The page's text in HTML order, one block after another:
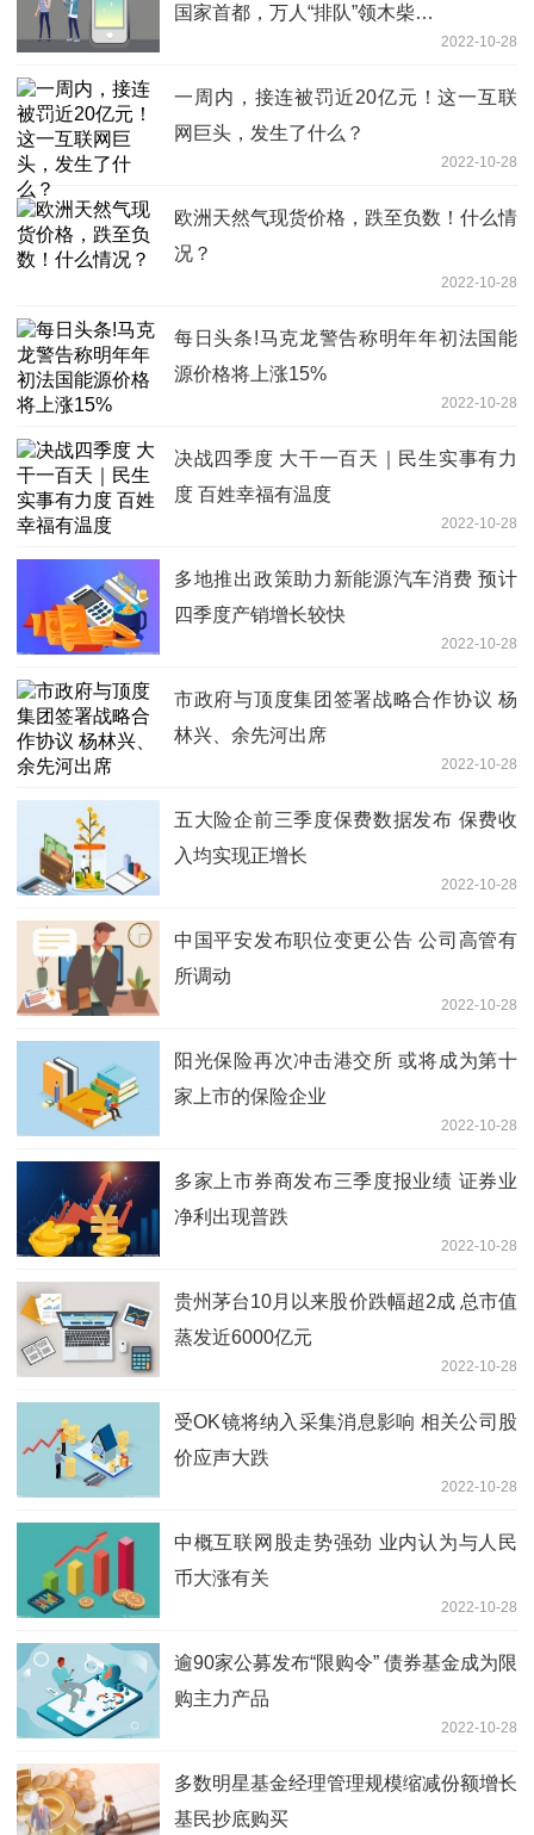
国家首都，万人“排队”领木柴…
2022-10-28
一周内，接连被罚近20亿元！这一互联
网巨头，发生了什么？
2022-10-28
欧洲天然气现货价格，跌至负数！什么情
况？
2022-10-28
每日头条!马克龙警告称明年年初法国能
源价格将上涨15%
2022-10-28
决战四季度 大干一百天｜民生实事有力
度 百姓幸福有温度
2022-10-28
多地推出政策助力新能源汽车消费 预计
四季度产销增长较快
2022-10-28
市政府与顶度集团签署战略合作协议 杨
林兴、余先河出席
2022-10-28
五大险企前三季度保费数据发布 保费收
入均实现正增长
2022-10-28
中国平安发布职位变更公告 公司高管有
所调动
2022-10-28
阳光保险再次冲击港交所 或将成为第十
家上市的保险企业
2022-10-28
多家上市券商发布三季度报业绩 证券业
净利出现普跌
2022-10-28
贵州茅台10月以来股价跌幅超2成 总市值
蒸发近6000亿元
2022-10-28
受OK镜将纳入采集消息影响 相关公司股
价应声大跌
2022-10-28
中概互联网股走势强劲 业内认为与人民
币大涨有关
2022-10-28
逾90家公募发布“限购令” 债券基金成为限
购主力产品
2022-10-28
多数明星基金经理管理规模缩减份额增长
基民抄底购买